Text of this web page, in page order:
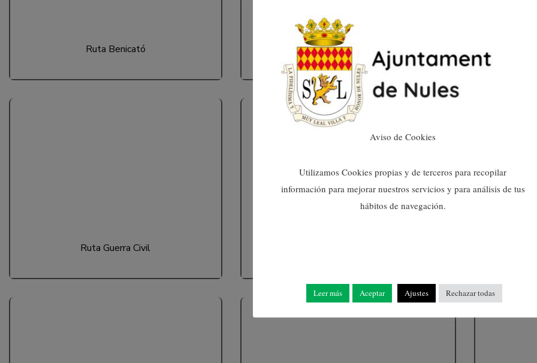
Ruta Benicató Ruta Capillas
Ruta Guerra Civil
Aviso de Cookies
Utilizamos Cookies propias y de terceros para recopilar
información para mejorar nuestros servicios y para análisis de tus
hábitos de navegación.
Leer más Aceptar Ajustes Rechazar todas